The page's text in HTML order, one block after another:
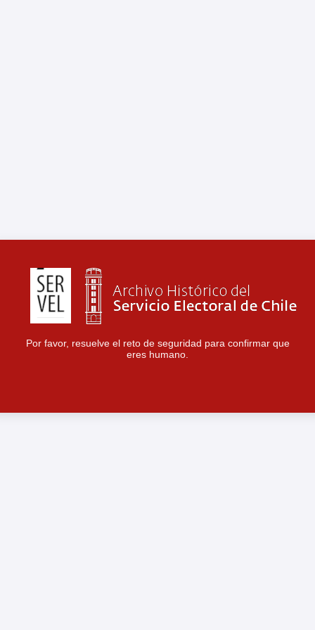
Por favor, resuelve el reto de seguridad para confirmar que
eres humano.